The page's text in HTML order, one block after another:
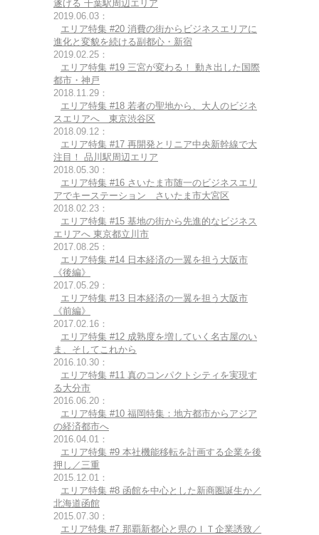
遂げる 千葉駅周辺エリア
2019.06.03：
エリア特集 #20 消費の街からビジネスエリアに
進化と変貌を続ける副都心・新宿
2019.02.25：
エリア特集 #19 三宮が変わる！ 動き出した国際
都市・神戸
2018.11.29：
エリア特集 #18 若者の聖地から、大人のビジネ
スエリアへ 東京渋谷区
2018.09.12：
エリア特集 #17 再開発とリニア中央新幹線で大
注目！ 品川駅周辺エリア
2018.05.30：
エリア特集 #16 さいたま市随一のビジネスエリ
アでキーステーション さいたま市大宮区
2018.02.23：
エリア特集 #15 基地の街から先進的なビジネス
エリアへ 東京都立川市
2017.08.25：
エリア特集 #14 日本経済の一翼を担う大阪市
《後編》
2017.05.29：
エリア特集 #13 日本経済の一翼を担う大阪市
《前編》
2017.02.16：
エリア特集 #12 成熟度を増していく名古屋のい
ま、そしてこれから
2016.10.30：
エリア特集 #11 真のコンパクトシティを実現す
る大分市
2016.06.20：
エリア特集 #10 福岡特集：地方都市からアジア
の経済都市へ
2016.04.01：
エリア特集 #9 本社機能移転を計画する企業を後
押し／三重
2015.12.01：
エリア特集 #8 函館を中心とした新商圏誕生か／
北海道函館
2015.07.30：
エリア特集 #7 那覇新都心と県のＩＴ企業誘致／